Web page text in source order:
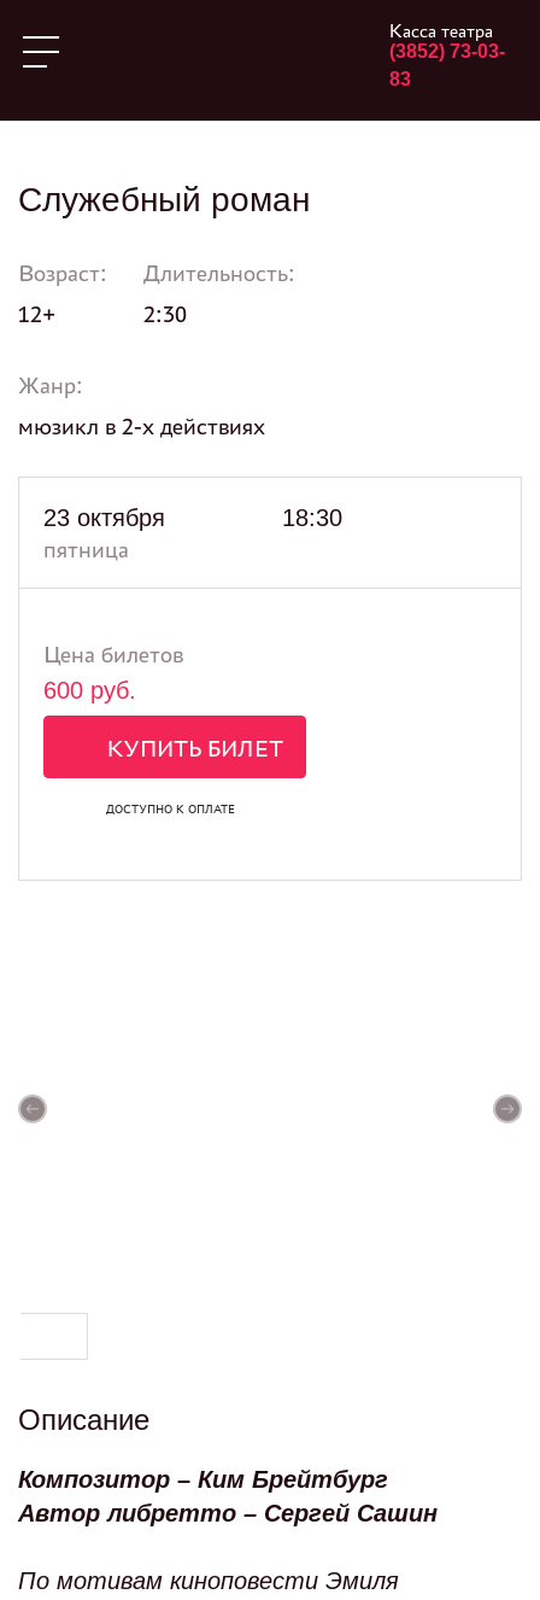
Касса театра
(3852) 73-03-
83
Служебный роман
Возраст:
12+
Длительность:
2:30
Жанр:
мюзикл в 2-х действиях
23 октября
пятница
18:30
Цена билетов
600 руб.
КУПИТЬ БИЛЕТ
ДОСТУПНО К ОПЛАТЕ
Описание
Композитор – Ким Брейтбург
Автор либретто – Сергей Сашин
По мотивам киноповести Эмиля